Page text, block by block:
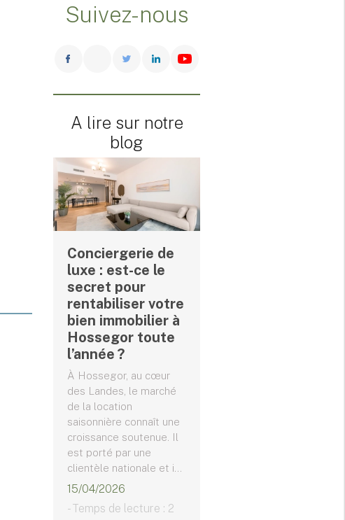
Suivez-nous
A lire sur notre
blog
Conciergerie de
luxe : est-ce le
secret pour
rentabiliser votre
bien immobilier à
Hossegor toute
l’année ?
À Hossegor, au cœur
des Landes, le marché
de la location
saisonnière connaît une
croissance soutenue. Il
est porté par une
clientèle nationale et i...
15/04/2026
- Temps de lecture : 2